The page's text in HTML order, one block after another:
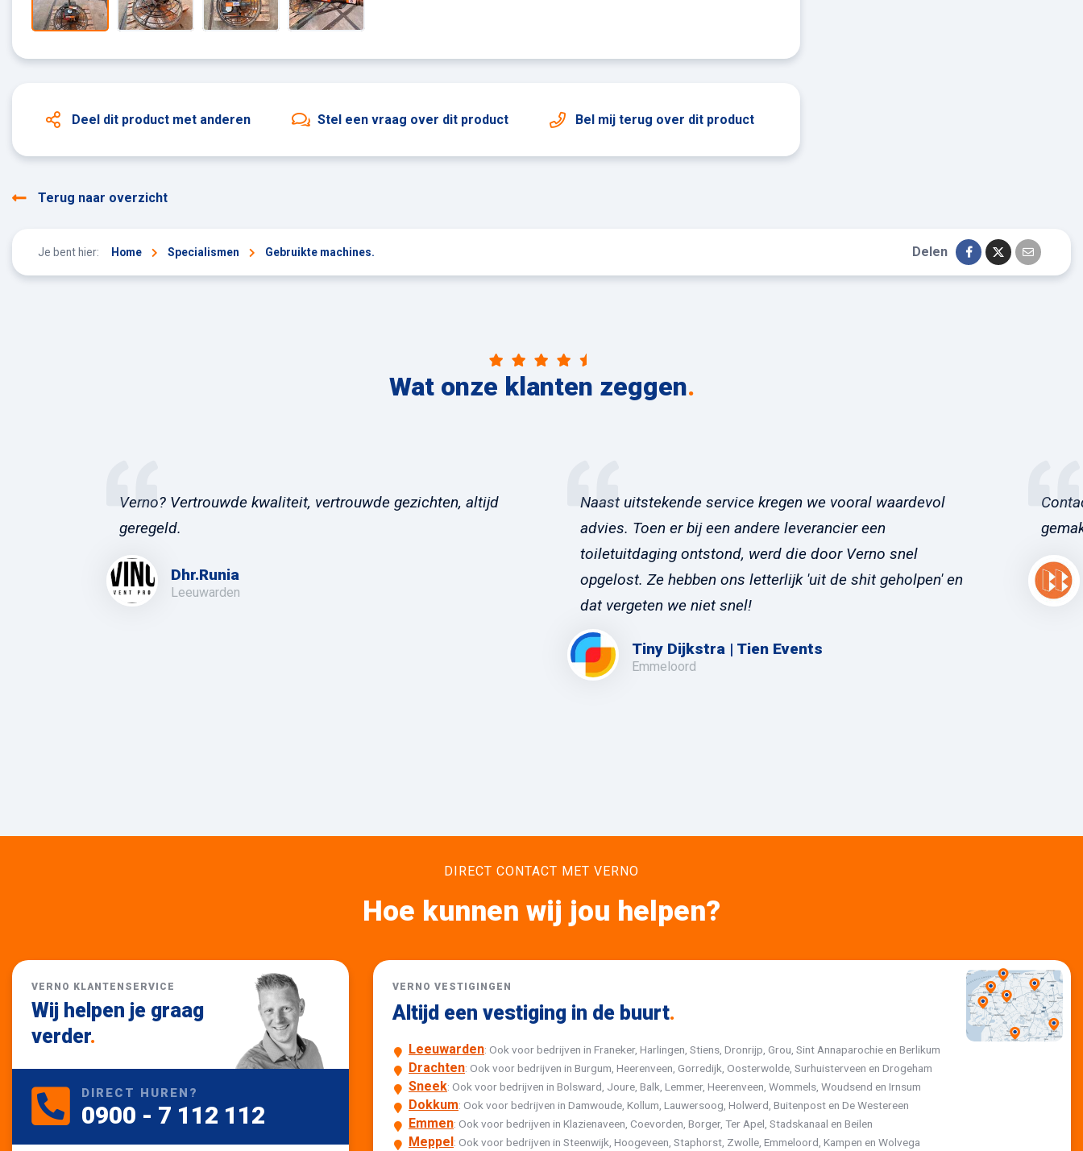
Deel dit product met anderen Stel een vraag over dit product Bel mij terug over dit product
Terug naar overzicht
Je bent hier: Home Specialismen Gebruikte machines. Delen
Wat onze klanten zeggen.
Verno? Vertrouwde kwaliteit, vertrouwde gezichten, altijd
geregeld.
Dhr.Runia
Leeuwarden
Naast uitstekende service kregen we vooral waardevol
advies. Toen er bij een andere leverancier een
toiletuitdaging ontstond, werd die door Verno snel
opgelost. Ze hebben ons letterlijk 'uit de shit geholpen' en
dat vergeten we niet snel!
Tiny Dijkstra | Tien Events
Emmeloord
DIRECT CONTACT MET VERNO
Hoe kunnen wij jou helpen?
VERNO KLANTENSERVICE
Wij helpen je graag
verder.
DIRECT HUREN?
0900 - 7 112 112
VERNO VESTIGINGEN
Altijd een vestiging in de buurt.
Leeuwarden: Ook voor bedrijven in Franeker, Harlingen, Stiens, Dronrijp, Grou, Sint Annaparochie en Berlikum
Drachten: Ook voor bedrijven in Burgum, Heerenveen, Gorredijk, Oosterwolde, Surhuisterveen en Drogeham
Sneek: Ook voor bedrijven in Bolsward, Joure, Balk, Lemmer, Heerenveen, Wommels, Woudsend en Irnsum
Dokkum: Ook voor bedrijven in Damwoude, Kollum, Lauwersoog, Holwerd, Buitenpost en De Westereen
Emmen: Ook voor bedrijven in Klazienaveen, Coevorden, Borger, Ter Apel, Stadskanaal en Beilen
Meppel: Ook voor bedrijven in Steenwijk, Hoogeveen, Staphorst, Zwolle, Emmeloord, Kampen en Wolvega